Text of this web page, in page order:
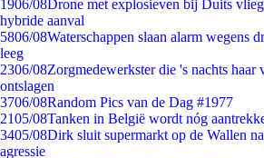
1906/08Drone met explosieven bij Duits
hybride aanval
5806/08Waterschappen slaan alarm wegens
leeg
2306/08Zorgmedewerkster die 's nachts haar
ontslagen
3706/08Random Pics van de Dag #1977
2105/08Tanken in België wordt nóg
3405/08Dirk sluit supermarkt op de Wallen
agressie